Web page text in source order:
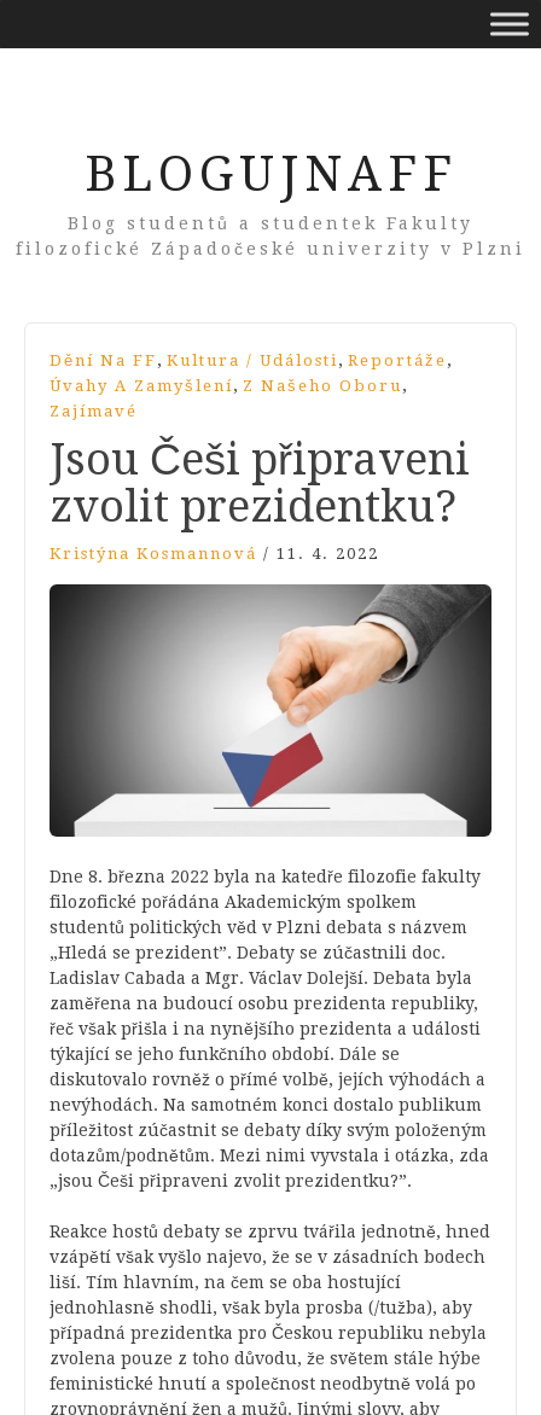
BLOGUJNAFF
Blog studentů a studentek Fakulty
filozofické Západočeské univerzity v Plzni
Dění Na FF , Kultura / Události, Reportáže ,
Úvahy A Zamyšlení, Z Našeho Oboru,
Zajímavé
Jsou Češi připraveni
zvolit prezidentku?
Kristýna Kosmannová / 11. 4. 2022
Dne 8. března 2022 byla na katedře filozofie fakulty
filozofické pořádána Akademickým spolkem
studentů politických věd v Plzni debata s názvem
„Hledá se prezident”. Debaty se zúčastnili doc.
Ladislav Cabada a Mgr. Václav Dolejší. Debata byla
zaměřena na budoucí osobu prezidenta republiky,
řeč však přišla i na nynějšího prezidenta a události
týkající se jeho funkčního období. Dále se
diskutovalo rovněž o přímé volbě, jejích výhodách a
nevýhodách. Na samotném konci dostalo publikum
příležitost zúčastnit se debaty díky svým položeným
dotazům/podnětům. Mezi nimi vyvstala i otázka, zda
„jsou Češi připraveni zvolit prezidentku?”.
Reakce hostů debaty se zprvu tvářila jednotně, hned
vzápětí však vyšlo najevo, že se v zásadních bodech
liší. Tím hlavním, na čem se oba hostující
jednohlasně shodli, však byla prosba (/tužba), aby
případná prezidentka pro Českou republiku nebyla
zvolena pouze z toho důvodu, že světem stále hýbe
feministické hnutí a společnost neodbytně volá po
zrovnoprávnění žen a mužů. Jinými slovy, aby